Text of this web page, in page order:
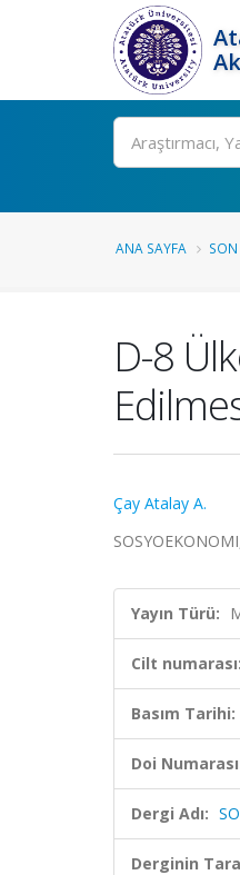
Ara
ANA SAYFA SON
D-8
Çay Atalay A.
Yayın Türü:
Cilt numarası:
Basım Tarihi:
Doi
Dergi Adı:
Derginin